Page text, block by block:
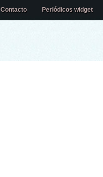
Contacto Periódicos widget